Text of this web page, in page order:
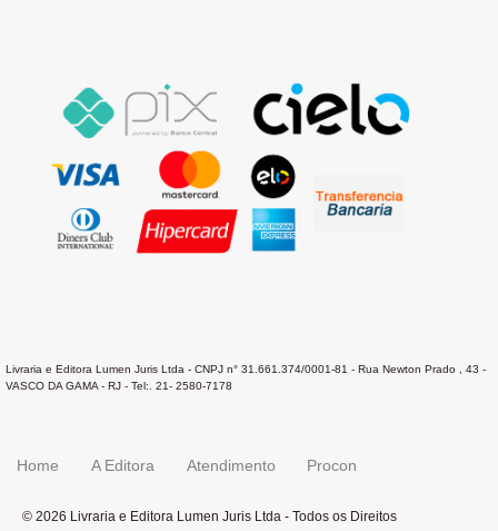
Livraria e Editora Lumen Juris Ltda - CNPJ n° 31.661.374/0001-81 - Rua Newton Prado , 43 -
VASCO DA GAMA - RJ - Tel:. 21- 2580-7178
Home A Editora Atendimento Procon
© 2026 Livraria e Editora Lumen Juris Ltda - Todos os Direitos